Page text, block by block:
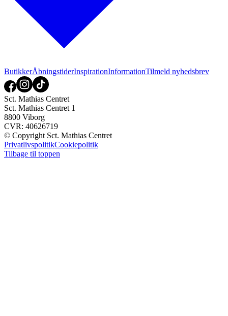
ButikkerÅbningstiderInspirationInformationTilmeld nyhedsbrev
Sct. Mathias Centret
Sct. Mathias Centret 1
8800 Viborg
CVR: 40626719
© Copyright Sct. Mathias Centret
PrivatlivspolitikCookiepolitik
Tilbage til toppen